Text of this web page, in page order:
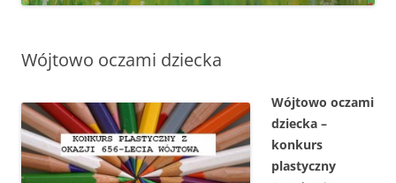
Wójtowo oczami dziecka
Wójtowo oczami
dziecka –
konkurs
plastyczny